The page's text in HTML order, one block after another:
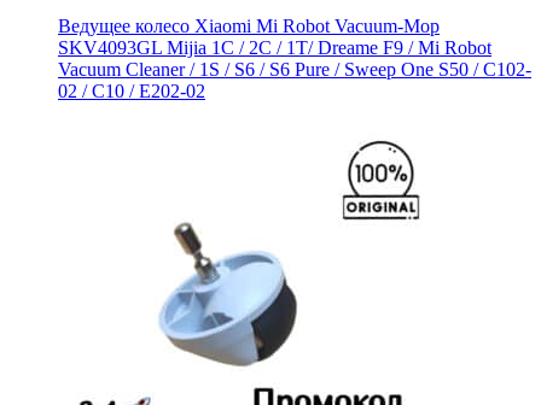
Ведущее колесо Xiaomi Mi Robot Vacuum-Mop
SKV4093GL Mijia 1C / 2C / 1T/ Dreame F9 / Mi Robot
Vacuum Cleaner / 1S / S6 / S6 Pure / Sweep One S50 / C102-
02 / С10 / E202-02